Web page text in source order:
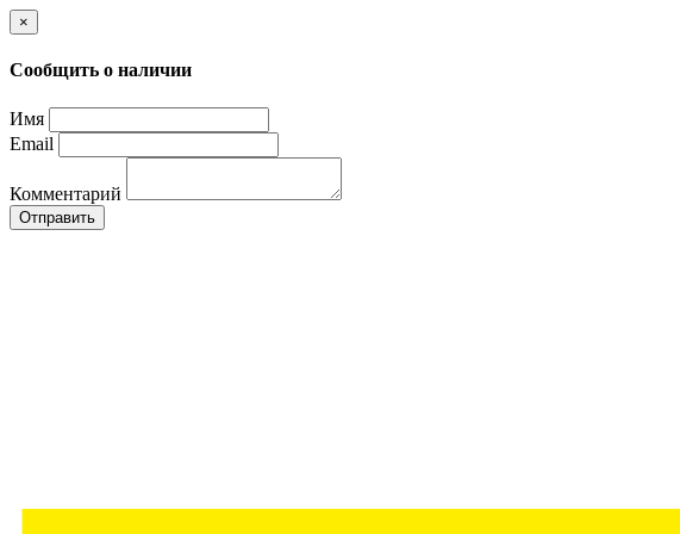
×
Сообщить о наличии
Имя
Email
Комментарий
Отправить